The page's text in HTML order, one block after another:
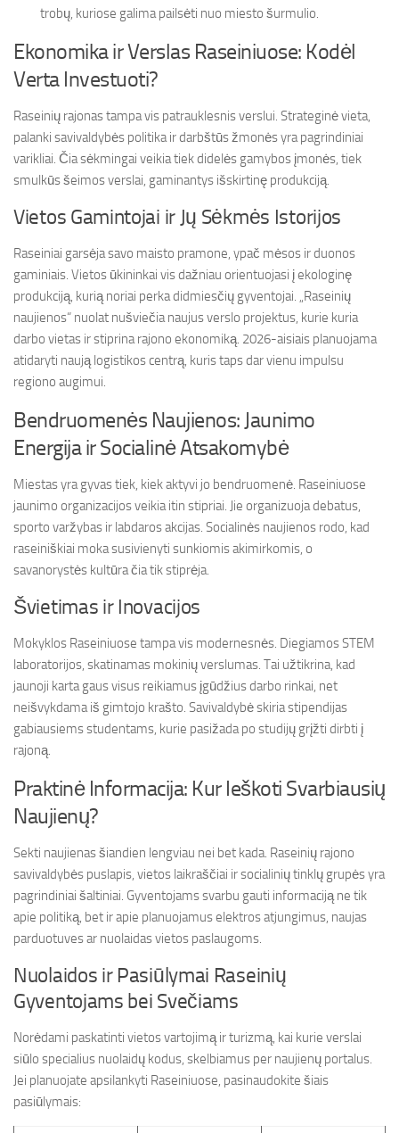
trobų, kuriose galima pailsėti nuo miesto šurmulio.
Ekonomika ir Verslas Raseiniuose: Kodėl
Verta Investuoti?
Raseinių rajonas tampa vis patrauklesnis verslui. Strateginė vieta,
palanki savivaldybės politika ir darbštūs žmonės yra pagrindiniai
varikliai. Čia sėkmingai veikia tiek didelės gamybos įmonės, tiek
smulkūs šeimos verslai, gaminantys išskirtinę produkciją.
Vietos Gamintojai ir Jų Sėkmės Istorijos
Raseiniai garsėja savo maisto pramone, ypač mėsos ir duonos
gaminiais. Vietos ūkininkai vis dažniau orientuojasi į ekologinę
produkciją, kurią noriai perka didmiesčių gyventojai. „Raseinių
naujienos“ nuolat nušviečia naujus verslo projektus, kurie kuria
darbo vietas ir stiprina rajono ekonomiką. 2026-aisiais planuojama
atidaryti naują logistikos centrą, kuris taps dar vienu impulsu
regiono augimui.
Bendruomenės Naujienos: Jaunimo
Energija ir Socialinė Atsakomybė
Miestas yra gyvas tiek, kiek aktyvi jo bendruomenė. Raseiniuose
jaunimo organizacijos veikia itin stipriai. Jie organizuoja debatus,
sporto varžybas ir labdaros akcijas. Socialinės naujienos rodo, kad
raseiniškiai moka susivienyti sunkiomis akimirkomis, o
savanorystės kultūra čia tik stiprėja.
Švietimas ir Inovacijos
Mokyklos Raseiniuose tampa vis modernesnės. Diegiamos STEM
laboratorijos, skatinamas mokinių verslumas. Tai užtikrina, kad
jaunoji karta gaus visus reikiamus įgūdžius darbo rinkai, net
neišvykdama iš gimtojo krašto. Savivaldybė skiria stipendijas
gabiausiems studentams, kurie pasižada po studijų grįžti dirbti į
rajoną.
Praktinė Informacija: Kur Ieškoti Svarbiausių
Naujienų?
Sekti naujienas šiandien lengviau nei bet kada. Raseinių rajono
savivaldybės puslapis, vietos laikraščiai ir socialinių tinklų grupės yra
pagrindiniai šaltiniai. Gyventojams svarbu gauti informaciją ne tik
apie politiką, bet ir apie planuojamus elektros atjungimus, naujas
parduotuves ar nuolaidas vietos paslaugoms.
Nuolaidos ir Pasiūlymai Raseinių
Gyventojams bei Svečiams
Norėdami paskatinti vietos vartojimą ir turizmą, kai kurie verslai
siūlo specialius nuolaidų kodus, skelbiamus per naujienų portalus.
Jei planuojate apsilankyti Raseiniuose, pasinaudokite šiais
pasiūlymais: